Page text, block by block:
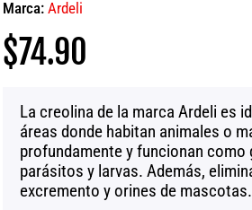
Marca: Ardeli
$74.90
La creolina de la marca Ardeli es
áreas donde habitan animales o
profundamente y funcionan
parásitos y larvas. Además,
excremento y orines de mascotas.